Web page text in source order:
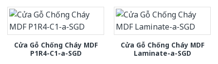
Cửa Gỗ Chống Cháy MDF
P1R4-C1-a-SGD
Cửa Gỗ Chống Cháy MDF
Laminate-a-SGD